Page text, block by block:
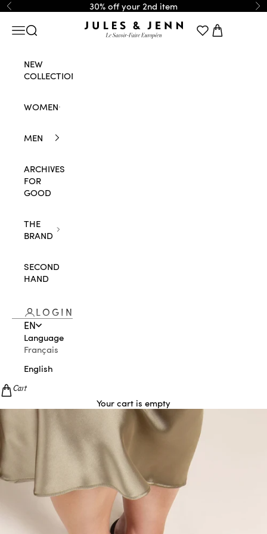
Skip to content
Previous 30% off your 2nd item
JULES & JENN
Navigation menu
Search Cart
NEW
COLLECTION
WOMEN
MEN
ARCHIVES
FOR
GOOD
THE
BRAND
SECOND
HAND
LOGIN
EN
Language
Français
English
Cart
Your cart is empty